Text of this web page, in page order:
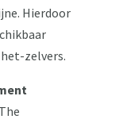
Hierdoor
zelvers.